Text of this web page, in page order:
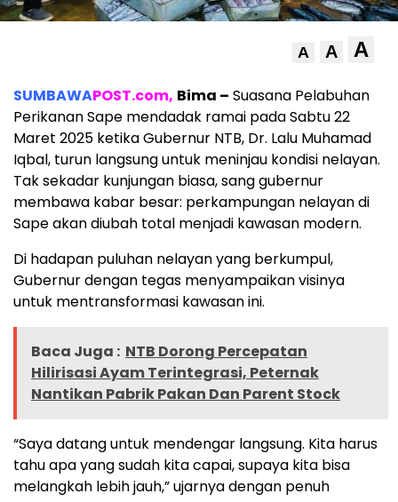
A A A
SUMBAWAPOST.com, Bima – Suasana Pelabuhan
Perikanan Sape mendadak ramai pada Sabtu 22
Maret 2025 ketika Gubernur NTB, Dr. Lalu Muhamad
Iqbal, turun langsung untuk meninjau kondisi nelayan.
Tak sekadar kunjungan biasa, sang gubernur
membawa kabar besar: perkampungan nelayan di
Sape akan diubah total menjadi kawasan modern.
Di hadapan puluhan nelayan yang berkumpul,
Gubernur dengan tegas menyampaikan visinya
untuk mentransformasi kawasan ini.
Baca Juga : NTB Dorong Percepatan
Hilirisasi Ayam Terintegrasi, Peternak
Nantikan Pabrik Pakan Dan Parent Stock
“Saya datang untuk mendengar langsung. Kita harus
tahu apa yang sudah kita capai, supaya kita bisa
melangkah lebih jauh,” ujarnya dengan penuh